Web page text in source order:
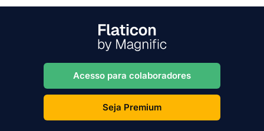
Acesso para colaboradores
Seja Premium